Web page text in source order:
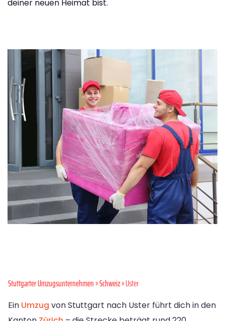
deiner neuen Heimat bist.
Stuttgarter Umzugsunternehmen»Schweiz» Uster
Ein Umzug von Stuttgart nach Uster führt dich in den